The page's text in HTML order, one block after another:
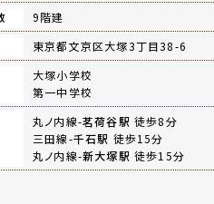
9階建
東京都文京区大塚3丁目38-6
大塚小学校
第一中学校
丸ノ内線-茗荷谷駅 徒歩8分
三田線-千石駅 徒歩15分
丸ノ内線-新大塚駅 徒歩15分